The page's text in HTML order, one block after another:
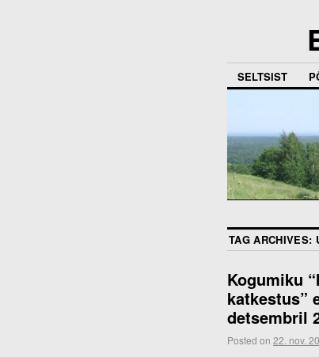
SELTSIST
TAG ARCHIVES:
Kogumiku
katkestus”
detsembril
Posted on 22. nov.